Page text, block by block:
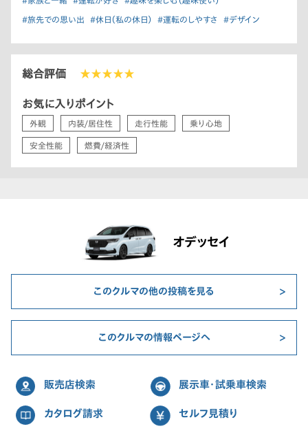
#旅先での思い出 #休日（私の休日） #運転のしやすさ #デザイン
総合評価 ★★★★★
お気に入りポイント
外観 内装/居住性 走行性能 乗り心地
安全性能 燃費/経済性
オデッセイ
このクルマの他の投稿を見る
このクルマの情報ページへ
販売店検索 展示車・試乗車検索
カタログ請求 セルフ見積り